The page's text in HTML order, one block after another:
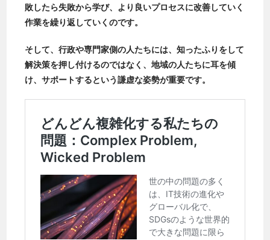
敗したら失敗から学び、より良いプロセスに改善していく
作業を繰り返していくのです。
そして、行政や専門家側の人たちには、知ったふりをして
解決策を押し付けるのではなく、地域の人たちに耳を傾
け、サポートするという謙虚な姿勢が重要です。